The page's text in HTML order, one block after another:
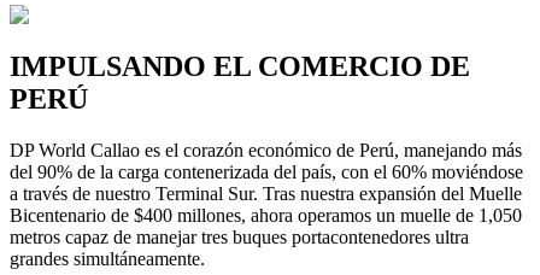
IMPULSANDO EL COMERCIO DE
PERÚ
DP World Callao es el corazón económico de Perú, manejando más
del 90% de la carga contenerizada del país, con el 60% moviéndose
a través de nuestro Terminal Sur. Tras nuestra expansión del Muelle
Bicentenario de $400 millones, ahora operamos un muelle de 1,050
metros capaz de manejar tres buques portacontenedores ultra
grandes simultáneamente.